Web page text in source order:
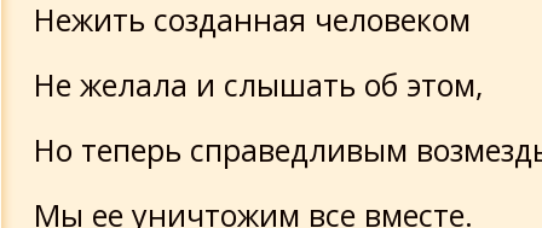
Нежить созданная человеком
Не желала и слышать об этом,
Но теперь справедливым
Мы ее уничтожим все вместе.